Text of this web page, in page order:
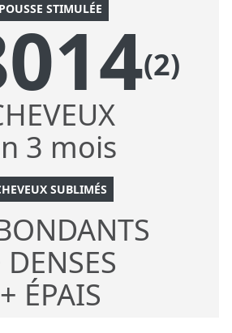
POUSSE STIMULÉE
(2)
3 mois
SUBLIMÉS
DENSES
+ ÉPAIS